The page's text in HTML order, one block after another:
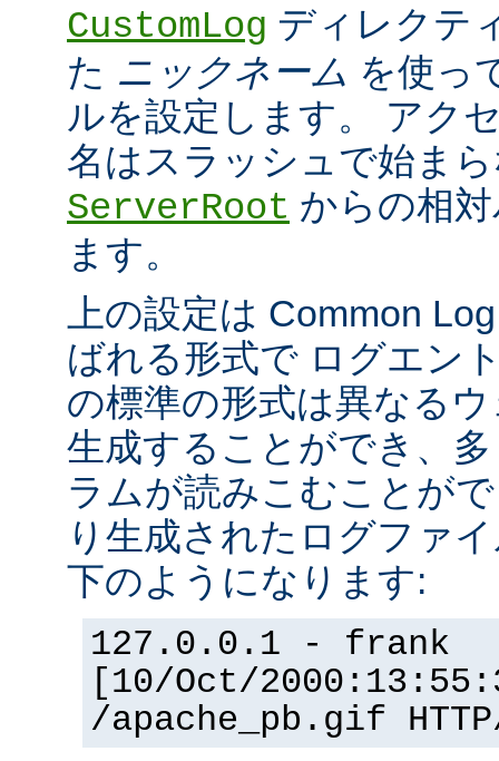
CustomLog ディレクテ
た ニックネーム を使っ
ルを設定します。 アク
名はスラッシュで始ま
ServerRoot からの相
ます。
上の設定は Common
ばれる形式で ログエン
の標準の形式は異なる
生成することができ、
ラムが読みこむことが
り生成されたログファ
下のようになります:
127.0.0.1 - frank
[10/Oct/
/apache_pb.gif